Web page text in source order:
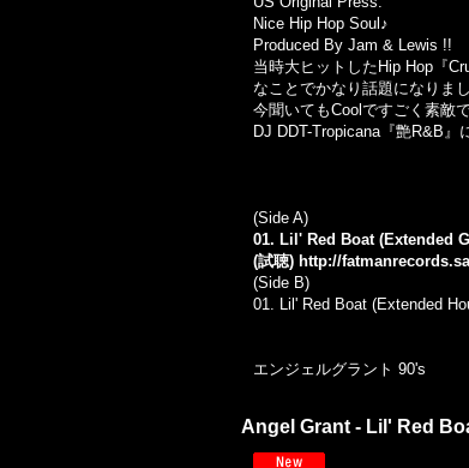
Nice Hip Hop Soul♪
Produced By Jam & Lewis !!
当時大ヒットしたHip Hop『
なことでかなり話題になりまし
今聞いてもCoolですごく素敵で
DJ DDT-Tropicana『艶R&B』
(Side A)
01. Lil' Red Boat (Extended
(試聴) http://
(Side B)
01. Lil' Red Boat (Extended
エンジェルグラント 90's
Angel Grant - Lil' Red